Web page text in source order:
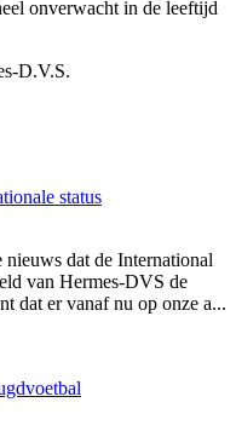
onverwacht in de leeftijd
D.V.S.
status
nieuws dat de International
van Hermes-DVS de
dat er vanaf nu op onze a...